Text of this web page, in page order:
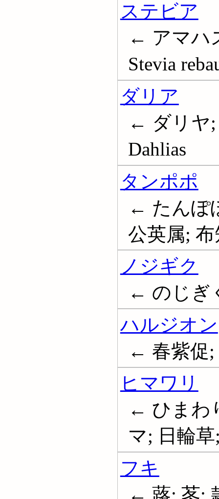
ステビア
← アマハ
Stevia
ダリア
← ダリヤ;
Dahlias
タンポポ
← たんぽ
公英属; 布
ノジギク
← のじぎ
ハルジオン
← 春紫促;
ヒマワリ
← ひまわ
マ; 日輪草
フキ
← 蕗; 苳;